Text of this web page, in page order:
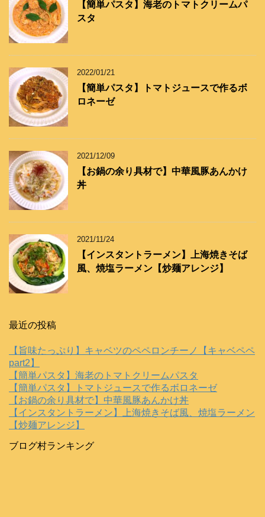
【簡単パスタ】海老のトマトクリームパ
スタ
2022/01/21
【簡単パスタ】トマトジュースで作るボ
ロネーゼ
2021/12/09
【お鍋の余り具材で】中華風豚あんかけ
丼
2021/11/24
【インスタントラーメン】上海焼きそば
風、焼塩ラーメン【炒麺アレンジ】
最近の投稿
【旨味たっぷり】キャベツのペペロンチーノ【キャベペペ
part2】
【簡単パスタ】海老のトマトクリームパスタ
【簡単パスタ】トマトジュースで作るボロネーゼ
【お鍋の余り具材で】中華風豚あんかけ丼
【インスタントラーメン】上海焼きそば風、焼塩ラーメン
【炒麺アレンジ】
ブログ村ランキング